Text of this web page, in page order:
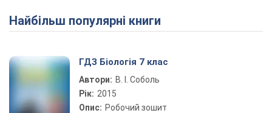
Найбільш популярні книги
ГДЗ Біологія 7 клас
Автори: В. І. Соболь
Рік: 2015
Опис: Робочий зошит